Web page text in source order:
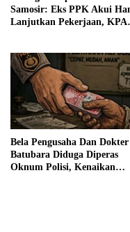
Samosir: Eks PPK Akui
Lanjutkan Pekerjaan, KPA
Bela Pengusaha Dan
Batubara Diduga Diperas
Oknum Polisi, Kenaikan